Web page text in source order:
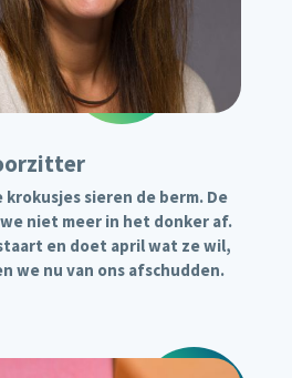
krokusjes sieren de berm. De
niet meer in het donker af.
en doet april wat ze wil,
we nu van ons afschudden.